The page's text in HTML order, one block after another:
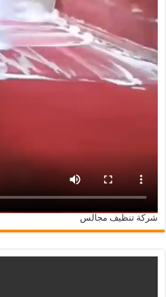
شركة تنظيف مجالس